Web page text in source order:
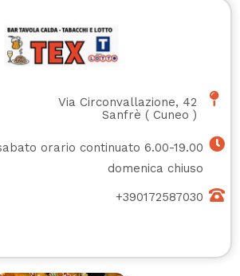
Via Circonvallazione, 42
Sanfrè ( Cuneo )
orario continuato 6.00-19.00
domenica chiuso
+390172587030